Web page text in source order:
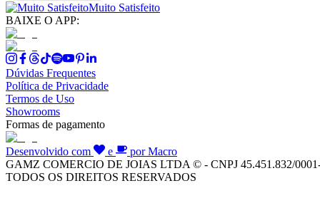
Muito Satisfeito
BAIXE O APP:
Dúvidas Frequentes
Política de Privacidade
Termos de Uso
Showrooms
Formas de pagamento
Desenvolvido com e
por Macro
GAMZ COMERCIO DE JOIAS LTDA © - CNPJ 45.451.832/
TODOS OS DIREITOS RESERVADOS